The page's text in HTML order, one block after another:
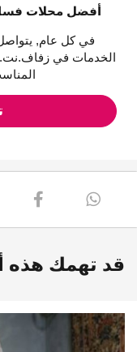
أفضل محلات
الخدمات في زفاف.نت.
قد تهمك هذه